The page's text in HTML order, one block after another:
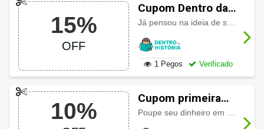
15%
OFF
Cupom Dentro da
História 15% de
desconto
1 Pegos Verificado
10%
Cupom primeira
compra Dentro da
História 10% OFF